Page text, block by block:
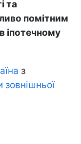
та
помітним
іпотечному
з